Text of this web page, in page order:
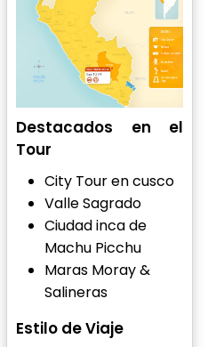
Destacados en el
Tour
City Tour en cusco
Valle Sagrado
Ciudad inca de
Machu Picchu
Maras Moray &
Salineras
Estilo de Viaje